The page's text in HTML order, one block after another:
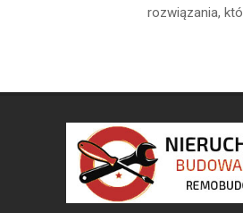
rozwiązania,